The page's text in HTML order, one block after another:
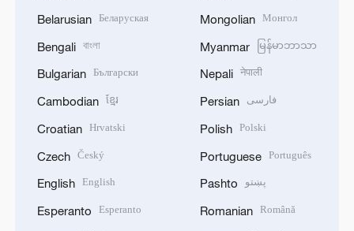
Belarusian Беларуская
Bengali বাংলা
Bulgarian Български
Cambodian ខ្មែរ
Croatian Hrvatski
Czech Český
English English
Esperanto Esperanto
Mongolian Монгол
Myanmar မြန်မာဘာသာ
Nepali नेपाली
Persian فارسی
Polish Polski
Portuguese Português
Pashto پښتو
Romanian Română